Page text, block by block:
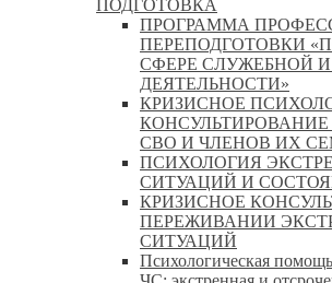
ПОДГОТОВКА
ПРОГРАММА
ПЕРЕПОДГОТОВКИ
СФЕРЕ СЛУЖЕБНОЙ
ДЕЯТЕЛЬНОСТИ»
КРИЗИСНОЕ
СВО И ЧЛЕНОВ ИХ
ПСИХОЛОГИЯ
СИТУАЦИЙ И
КРИЗИСНОЕ
ПЕРЕЖИВАНИИ
СИТУАЦИЙ
Психологическая